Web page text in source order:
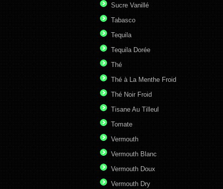
Sucre Vanillé
Tabasco
Tequila
Tequila Dorée
Thé
Thé à La Menthe Froid
Thé Noir Froid
Tisane Au Tilleul
Tomate
Vermouth
Vermouth Blanc
Vermouth Doux
Vermouth Dry